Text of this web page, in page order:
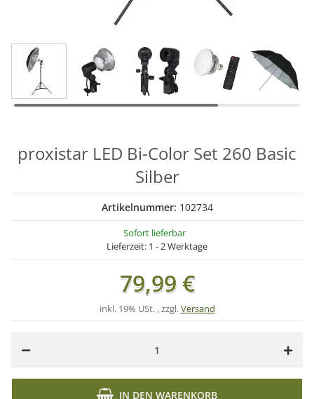
proxistar LED Bi-Color Set 260 Basic
Silber
Artikelnummer: 102734
Sofort lieferbar
Lieferzeit: 1 - 2 Werktage
79,99 €
inkl. 19% USt. , zzgl.Versand
IN DEN WARENKORB